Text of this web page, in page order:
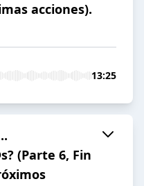
acciones).
13:25
(Parte 6, Fin